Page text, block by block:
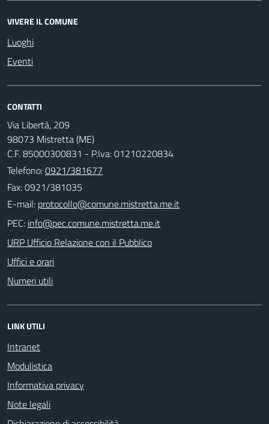
VIVERE IL COMUNE
Luoghi
Eventi
CONTATTI
Via Libertà, 209
98073 Mistretta (ME)
C.F. 85000300831 - P.Iva: 01210220834
Telefono:0921/381677
Fax: 0921/381035
E-mail:
PEC:
URP Ufficio Relazione con il Pubblico
Uffici e orari
Numeri utili
LINK UTILI
Intranet
Modulistica
Informativa privacy
Note legali